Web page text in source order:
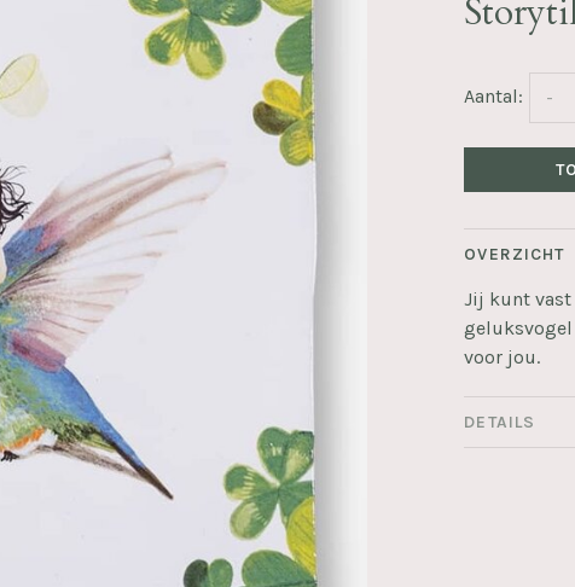
Aantal: -
OVERZICHT
Jij kunt vast
voor jou.
DETAILS